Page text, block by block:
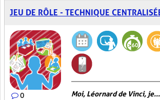
JEU DE RÔLE - TECHNIQUE
0 Moi, Léornard de Vinci, je...